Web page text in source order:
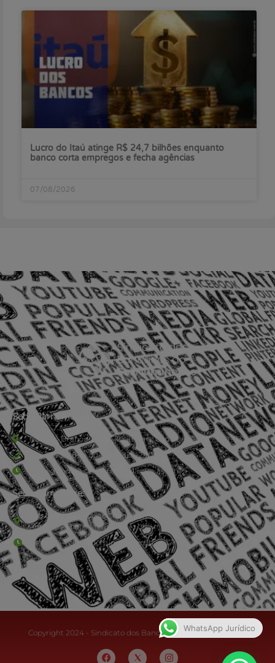
Lucro do Itaú atinge R$ 24,7 bilhões enquanto
banco corta empregos e fecha agências
07/08/2026
Sede Barra Mansa
Rua Rio Branco, nº107 (2º andar), Centro - Cep: 27.330-030
(24) 3323-2848 ou (24) 3323-2500
De segunda à sexta-feira , das 9h às 17h.
Sede Campestre:
Estrada Governador Chagas Freitas – 3.780 – Colônia Santo
Antônio – Barra Mansa
De terça-feira a domingo, das 9h às 17h
Copyright 2024 - Sindicato dos Bancários do Sul Fluminense
WhatsApp Jurídico